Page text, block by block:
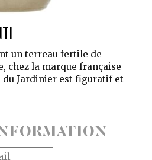
un terreau fertile de
chez la marque française
Jardinier est figuratif et